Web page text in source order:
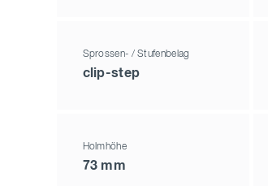
Sprossen- / Stufenbelag
clip-step
Holmhöhe
73 mm